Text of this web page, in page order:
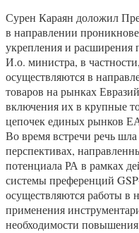
Сурен Караян доложил
в направлении
укрепления и
И.о. министра, в
осуществляются в
товаров на рынках
включения их в крупные
цепочек единых рынков
Во время встречи речь
перспективах,
потенциала РА в рамках
системы преференций
осуществляются работы в
применения
необходимости